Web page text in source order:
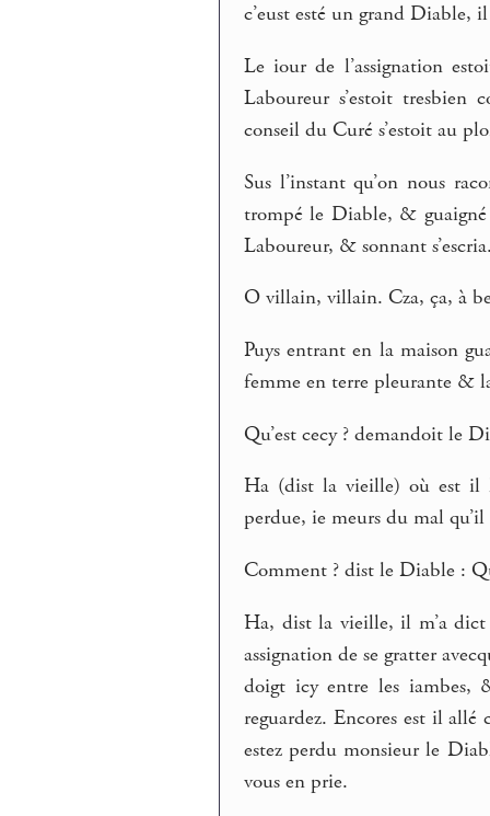
c’eust esté un grand Diable,
Le iour de l’assignation
Laboureur s’estoit
conseil du Curé s’estoit au
Sus l’instant qu’on nous
trompé le Diable, &
Laboureur, & sonnant
O villain, villain. Cza, ça, à
Puys entrant en la maison
femme en terre pleurante &
Qu’est cecy ? demandoit le
Ha (dist la vieille) où est il
perdue, ie meurs du mal qu’il
Comment ? dist le Diable :
Ha, dist la vieille, il m’a dict
assignation de se gratter
doigt icy entre les iambes,
reguardez. Encores est il allé
estez perdu monsieur le
vous en prie.